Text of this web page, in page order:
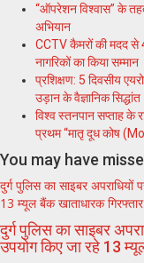
“ऑपरेशन विश्वास” के
अभियान
CCTV कैमरों की मदद से
नागरिकों का किया सम्मान
प्रशिक्षण: 5 दिवसीय
उड़ान के वैज्ञानिक सिद्धांत
विश्व स्तनपान सप्ताह के
प्रथम “मातृ दूध कोष
You may have
दुर्ग पुलिस का साइबर अपराधियों
13 म्यूल बैंक खाताधारक गिरफ्तार
दुर्ग पुलिस का साइबर
उपयोग किए जा रहे 13